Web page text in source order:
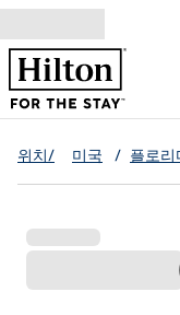
콘텐츠로 이동
위치/ 미국 / 플로리